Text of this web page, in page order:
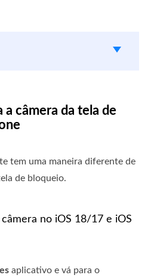
a câmera da tela de
tem uma maneira diferente de
de bloqueio.
no iOS 18/17 e iOS
aplicativo e vá para o